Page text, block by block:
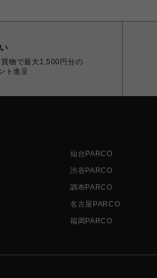
物で最大1,500円分の
ト進呈
仙台PARCO
渋谷PARCO
調布PARCO
名古屋PARCO
福岡PARCO